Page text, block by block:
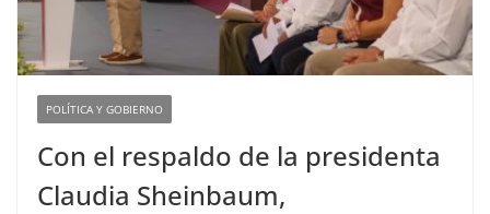
POLÍTICA Y GOBIERNO
Con el respaldo de la presidenta
Claudia Sheinbaum,